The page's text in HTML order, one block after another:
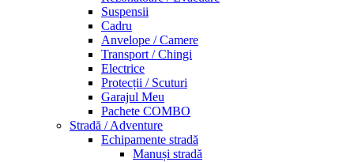
Suspensii
Cadru
Anvelope / Camere
Transport / Chingi
Electrice
Protecții / Scuturi
Garajul Meu
Pachete COMBO
Stradă / Adventure
Echipamente stradă
Manuși stradă